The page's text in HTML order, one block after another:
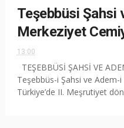
Teşebbüsi Şahsi
Merkeziyet
13:00
TEŞEBBÜSİ ŞAHSİ VE
Teşebbüs-i Şahsi ve
Türkiye’de II. Meşrutiyet